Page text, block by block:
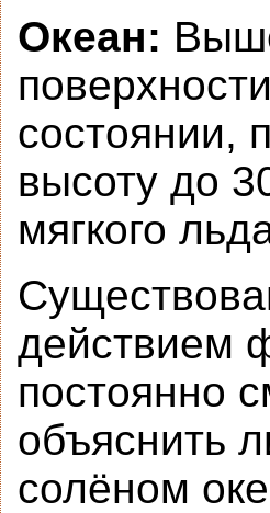
Океан:
состоянии,
высоту до
мягкого
действием
постоянно
объяснить
солёном